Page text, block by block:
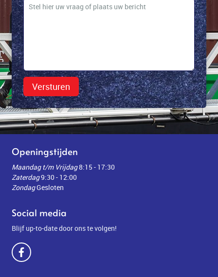
Versturen
Openingstijden
Maandag t/m Vrijdag8:15 - 17:30
Zaterdag9:30 - 12:00
ZondagGesloten
Social media
Blijf up-to-date door ons te volgen!